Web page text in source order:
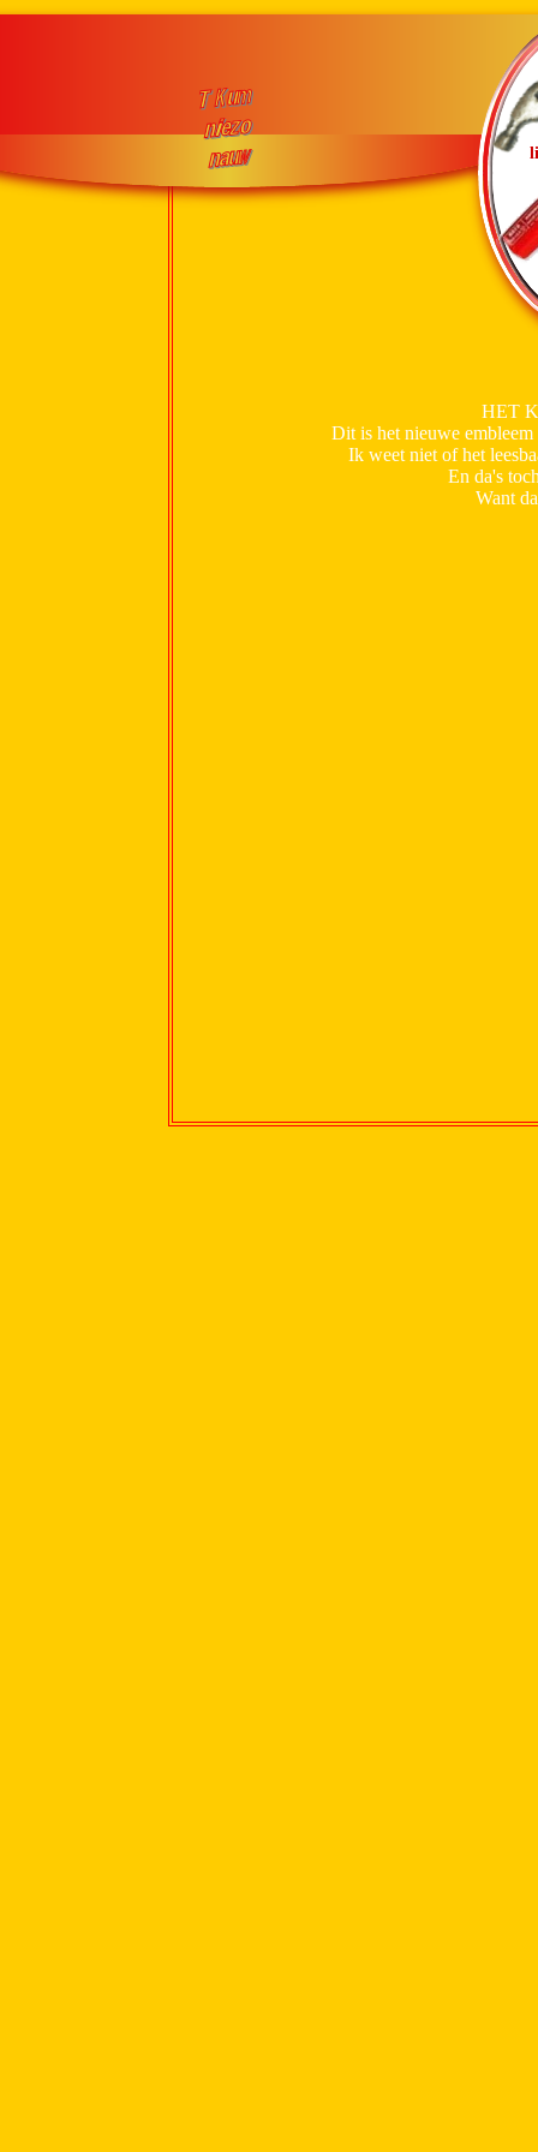
HET
Dit is het nieuwe
Ik weet niet of het
En da's
Want